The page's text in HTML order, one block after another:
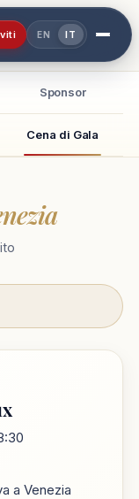
EN IT
Sponsor
Cena di Gala
a Venezia